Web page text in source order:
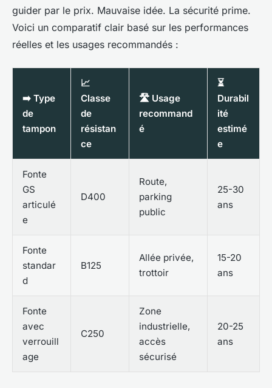
guider par le prix. Mauvaise idée. La sécurité prime.
Voici un comparatif clair basé sur les performances
réelles et les usages recommandés :
➡️ Type
de
tampon
📈
Classe
de
résistan
ce
🛣️ Usage
recommand
é
⏳
Durabil
ité
estimé
e
Fonte
GS
articulé
e
D400
Route,
parking
public
25-30
ans
Fonte
standar
d
B125
Allée privée,
trottoir
15-20
ans
Fonte
avec
verrouill
age
C250
Zone
industrielle,
accès
sécurisé
20-25
ans